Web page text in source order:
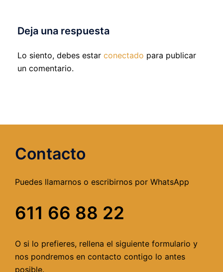
Deja una respuesta
Lo siento, debes estar conectado para publicar
un comentario.
Contacto
Puedes llamarnos o escribirnos por WhatsApp
611 66 88 22
O si lo prefieres, rellena el siguiente formulario y
nos pondremos en contacto contigo lo antes
posible.